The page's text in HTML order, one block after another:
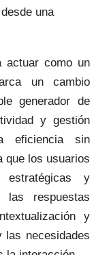
una
actuar como un
un cambio
generador de
y gestión
eficiencia sin
que los usuarios
y
las respuestas
y
las necesidades